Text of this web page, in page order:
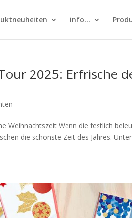
info…
2025: Erfrische
Weihnachtszeit Wenn die festlich
die schönste Zeit des Jahres.